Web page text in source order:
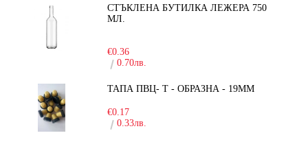
СТЪКЛЕНА БУТИЛКА ЛЕЖЕРА 750
МЛ.
€0.36
0.70лв.
ТАПА ПВЦ- Т - ОБРАЗНА - 19ММ
€0.17
0.33лв.